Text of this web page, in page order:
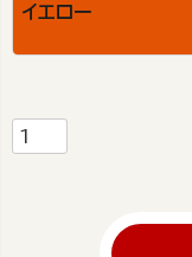
イエロー